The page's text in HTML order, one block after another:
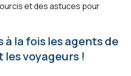
et des astuces pour
à la fois les agents de
les voyageurs !